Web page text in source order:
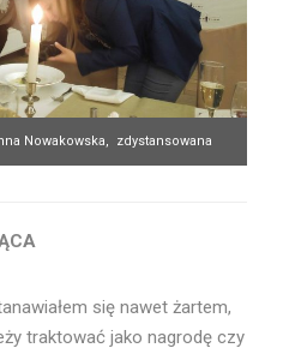
Nowakowska, zdystansowana
się nawet żartem,
traktować jako nagrodę czy